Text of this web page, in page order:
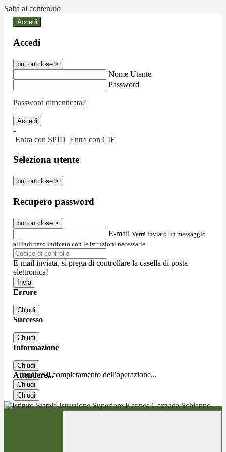
Salta al contenuto
Accedi
Accedi
button close ×
Nome Utente
Password
Password dimenticata?
-
Entra con SPID Entra con CIE
Seleziona utente
button close ×
Recupero password
button close ×
E-mail Verrà inviato un messaggio
all'indirizzo indicato con le istruzioni necessarie.
E-mail inviata, si prega di controllare la casella di posta
elettronica!
Errore
Chiudi
Successo
Chiudi
Informazione
Chiudi
Attendere...
Attendere il completamento dell'operazione...
Chiudi
Chiudi